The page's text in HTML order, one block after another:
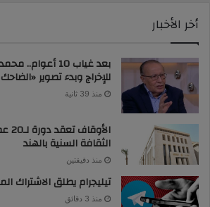
أخر الأخبار
بعد غياب 10
للإخراج وبدء تصوير
منذ 39 ثانية
الثقافة السنية بالهند
منذ دقيقتين
تيليجرام يطلق الاشتراك
منذ 3 دقائق